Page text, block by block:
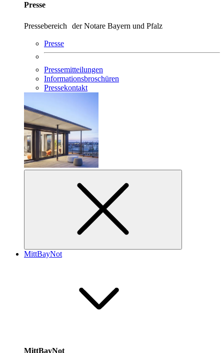
Presse
Pressebereich der Notare Bayern und Pfalz
Presse
Pressemitteilungen
Informationsbroschüren
Pressekontakt
MittBayNot
MittBayNot